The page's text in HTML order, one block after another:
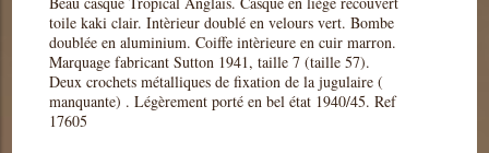
toile kaki clair. Intèrieur doublé en velours vert. Bombe
doublée en aluminium. Coiffe intèrieure en cuir marron.
Marquage fabricant Sutton 1941, taille 7 (taille 57).
Deux crochets métalliques de fixation de la jugulaire (
manquante) . Légèrement porté en bel état 1940/45. Ref
17605